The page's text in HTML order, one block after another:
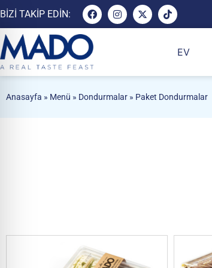
BIZI TAKIP EDIN:
EV
Anasayfa » Menü » Dondurmalar » Paket Dondurmalar